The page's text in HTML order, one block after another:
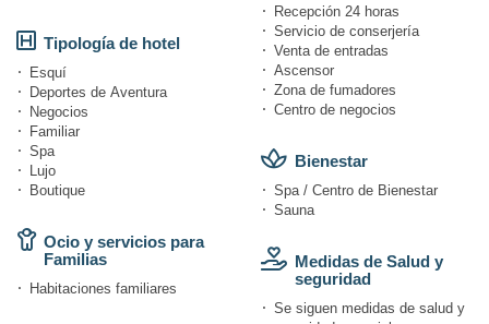
Tipología de hotel
Esquí
Deportes de Aventura
Negocios
Familiar
Spa
Lujo
Boutique
Ocio y servicios para
Familias
Habitaciones familiares
Recepción 24 horas
Servicio de conserjería
Venta de entradas
Ascensor
Zona de fumadores
Centro de negocios
Bienestar
Spa / Centro de Bienestar
Sauna
Medidas de Salud y
seguridad
Se siguen medidas de salud y